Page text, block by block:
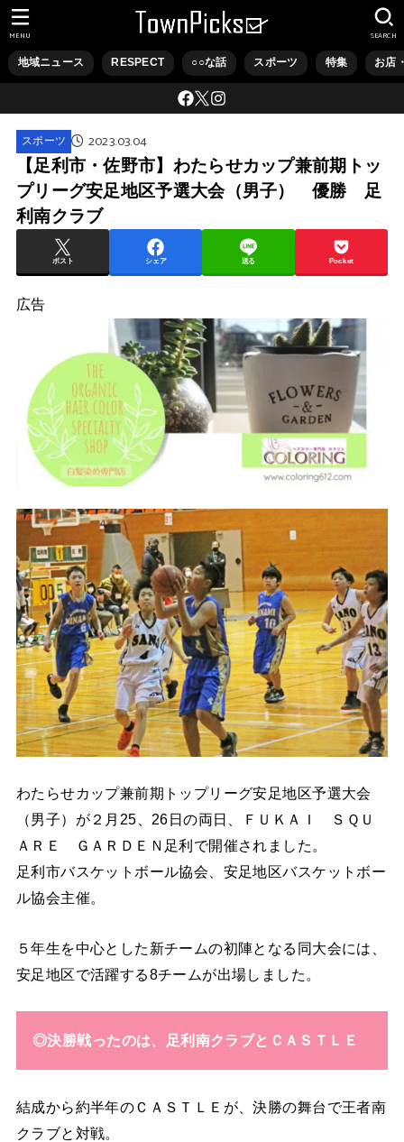
地域ニュース RESPECT ○○な話 スポーツ 特集 お店
SEARCH
MENU
スポーツ 2023.03.04
【足利市・佐野市】わたらせカップ兼前期トッ
プリーグ安足地区予選大会（男子） 優勝 足
利南クラブ
ポスト シェア 送る Pocket
広告
わたらせカップ兼前期トップリーグ安足地区予選大会
（男子）が２月25、26日の両日、ＦＵＫＡＩ ＳＱＵ
ＡＲＥ ＧＡＲＤＥＮ足利で開催されました。
足利市バスケットボール協会、安足地区バスケットボー
ル協会主催。
５年生を中心とした新チームの初陣となる同大会には、
安足地区で活躍する8チームが出場しました。
◎決勝戦ったのは、足利南クラブとＣＡＳＴＬＥ
結成から約半年のＣＡＳＴＬＥが、決勝の舞台で王者南
クラブと対戦。